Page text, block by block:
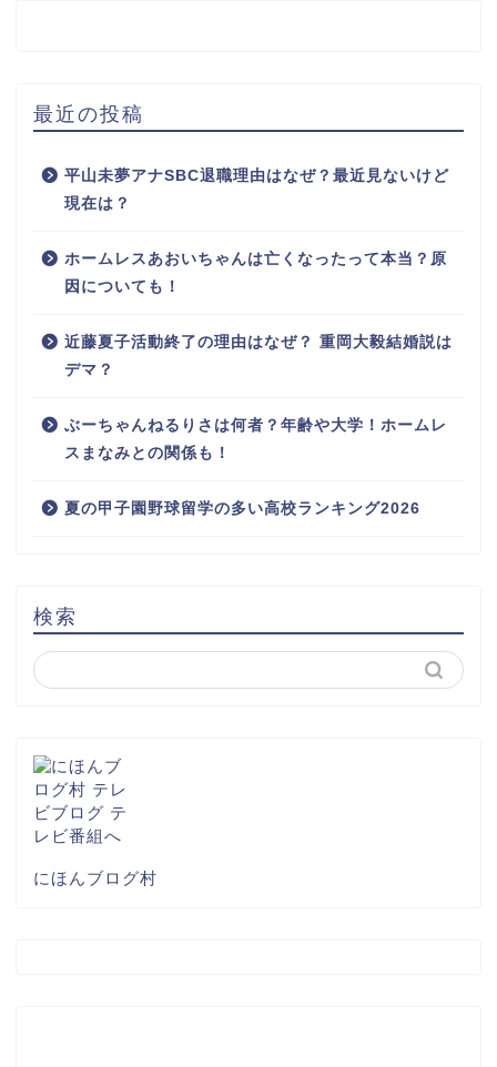
最近の投稿
平山未夢アナSBC退職理由はなぜ？最近見ないけど
現在は？
ホームレスあおいちゃんは亡くなったって本当？原
因についても！
近藤夏子活動終了の理由はなぜ？ 重岡大毅結婚説は
デマ？
ぶーちゃんねるりさは何者？年齢や大学！ホームレ
スまなみとの関係も！
夏の甲子園野球留学の多い高校ランキング2026
検索
にほんブログ村